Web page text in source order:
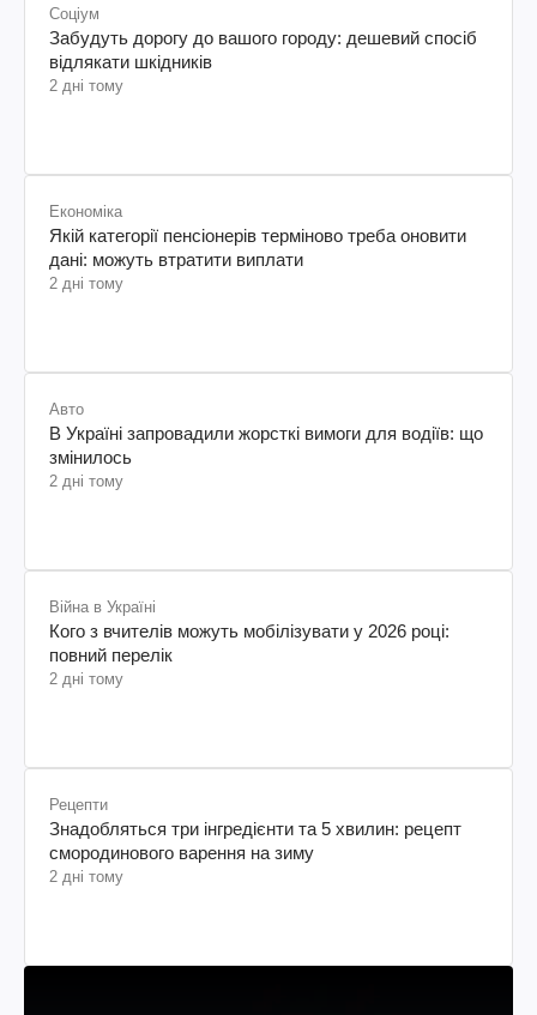
Соціум
Забудуть дорогу до вашого городу: дешевий спосіб
відлякати шкідників
2 дні тому
Економіка
Якій категорії пенсіонерів терміново треба оновити
дані: можуть втратити виплати
2 дні тому
Авто
В Україні запровадили жорсткі вимоги для водіїв: що
змінилось
2 дні тому
Війна в Україні
Кого з вчителів можуть мобілізувати у 2026 році:
повний перелік
2 дні тому
Рецепти
Знадобляться три інгредієнти та 5 хвилин: рецепт
смородинового варення на зиму
2 дні тому